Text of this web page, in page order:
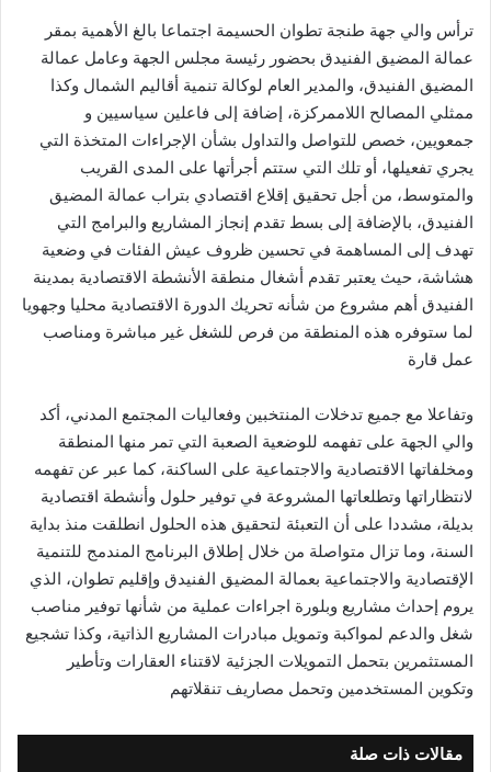
ترأس والي جهة طنجة تطوان الحسيمة اجتماعا بالغ الأهمية بمقر
عمالة المضيق الفنيدق بحضور رئيسة مجلس الجهة وعامل عمالة
المضيق الفنيدق، والمدير العام لوكالة تنمية أقاليم الشمال وكذا
ممثلي المصالح اللاممركزة، إضافة إلى فاعلين سياسيين و
جمعويين، خصص للتواصل والتداول بشأن الإجراءات المتخذة التي
يجري تفعيلها، أو تلك التي ستتم أجرأتها على المدى القريب
والمتوسط، من أجل تحقيق إقلاع اقتصادي بتراب عمالة المضيق
الفنيدق، بالإضافة إلى بسط تقدم إنجاز المشاريع والبرامج التي
تهدف إلى المساهمة في تحسين ظروف عيش الفئات في وضعية
هشاشة، حيث يعتبر تقدم أشغال منطقة الأنشطة الاقتصادية بمدينة
الفنيدق أهم مشروع من شأنه تحريك الدورة الاقتصادية محليا وجهويا
لما ستوفره هذه المنطقة من فرص للشغل غير مباشرة ومناصب
عمل قارة
وتفاعلا مع جميع تدخلات المنتخبين وفعاليات المجتمع المدني، أكد
والي الجهة على تفهمه للوضعية الصعبة التي تمر منها المنطقة
ومخلفاتها الاقتصادية والاجتماعية على الساكنة، كما عبر عن تفهمه
لانتظاراتها وتطلعاتها المشروعة في توفير حلول وأنشطة اقتصادية
بديلة، مشددا على أن التعبئة لتحقيق هذه الحلول انطلقت منذ بداية
السنة، وما تزال متواصلة من خلال إطلاق البرنامج المندمج للتنمية
الإقتصادية والاجتماعية بعمالة المضيق الفنيدق وإقليم تطوان، الذي
يروم إحداث مشاريع وبلورة اجراءات عملية من شأنها توفير مناصب
شغل والدعم لمواكبة وتمويل مبادرات المشاريع الذاتية، وكذا تشجيع
المستثمرين بتحمل التمويلات الجزئية لاقتناء العقارات وتأطير
وتكوين المستخدمين وتحمل مصاريف تنقلاتهم
مقالات ذات صلة